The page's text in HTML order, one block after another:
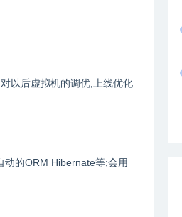
以后虚拟机的调优,上线优化
的ORM Hibernate等;会用